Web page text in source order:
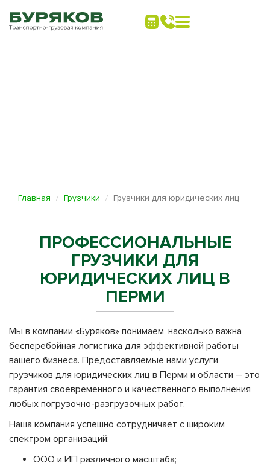
Главная Грузчики Грузчики для юридических лиц
ПРОФЕССИОНАЛЬНЫЕ
ГРУЗЧИКИ ДЛЯ
ЮРИДИЧЕСКИХ ЛИЦ В
ПЕРМИ
Мы в компании «Буряков» понимаем, насколько важна
бесперебойная логистика для эффективной работы
вашего бизнеса. Предоставляемые нами услуги
грузчиков для юридических лиц в Перми и области – это
гарантия своевременного и качественного выполнения
любых погрузочно-разгрузочных работ.
Наша компания успешно сотрудничает с широким
спектром организаций:
ООО и ИП различного масштаба;